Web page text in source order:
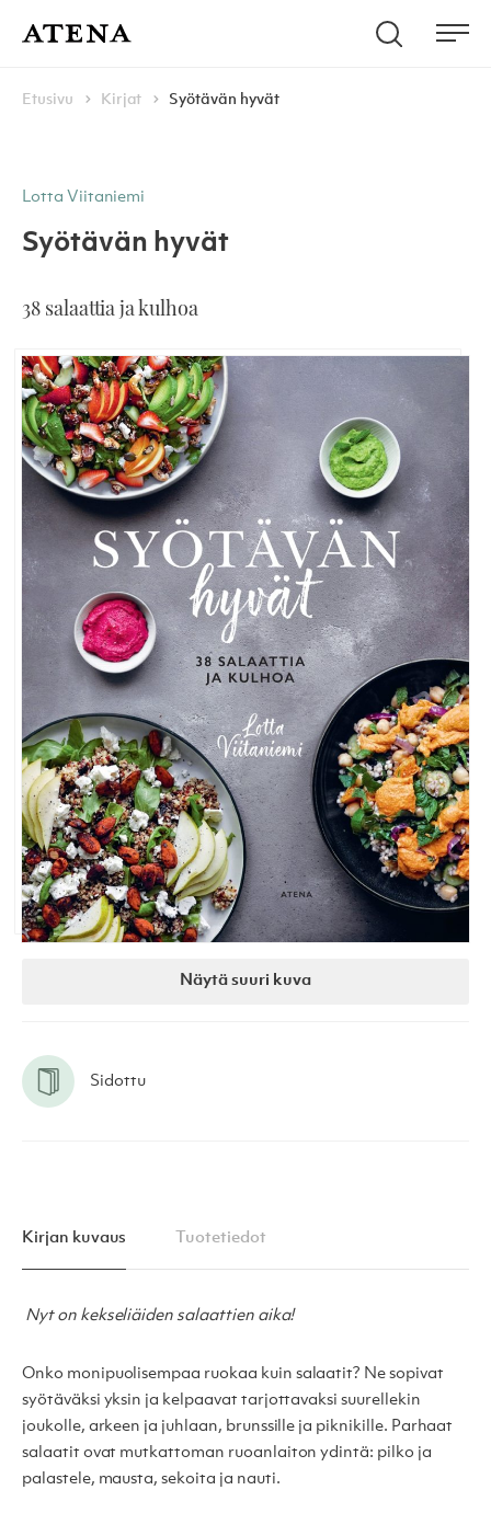
Atena Kustannus Hae
Navigoi
Etusivu
Kirjat Syötävän hyvät
Lotta Viitaniemi
Syötävän hyvät
38 salaattia ja kulhoa
Näytä suuri kuva
Sidottu
Kirjan kuvaus Tuotetiedot
Nyt on kekseliäiden salaattien aika!
Onko monipuolisempaa ruokaa kuin salaatit? Ne sopivat
syötäväksi yksin ja kelpaavat tarjottavaksi suurellekin
joukolle, arkeen ja juhlaan, brunssille ja piknikille. Parhaat
salaatit ovat mutkattoman ruoanlaiton ydintä: pilko ja
palastele, mausta, sekoita ja nauti.